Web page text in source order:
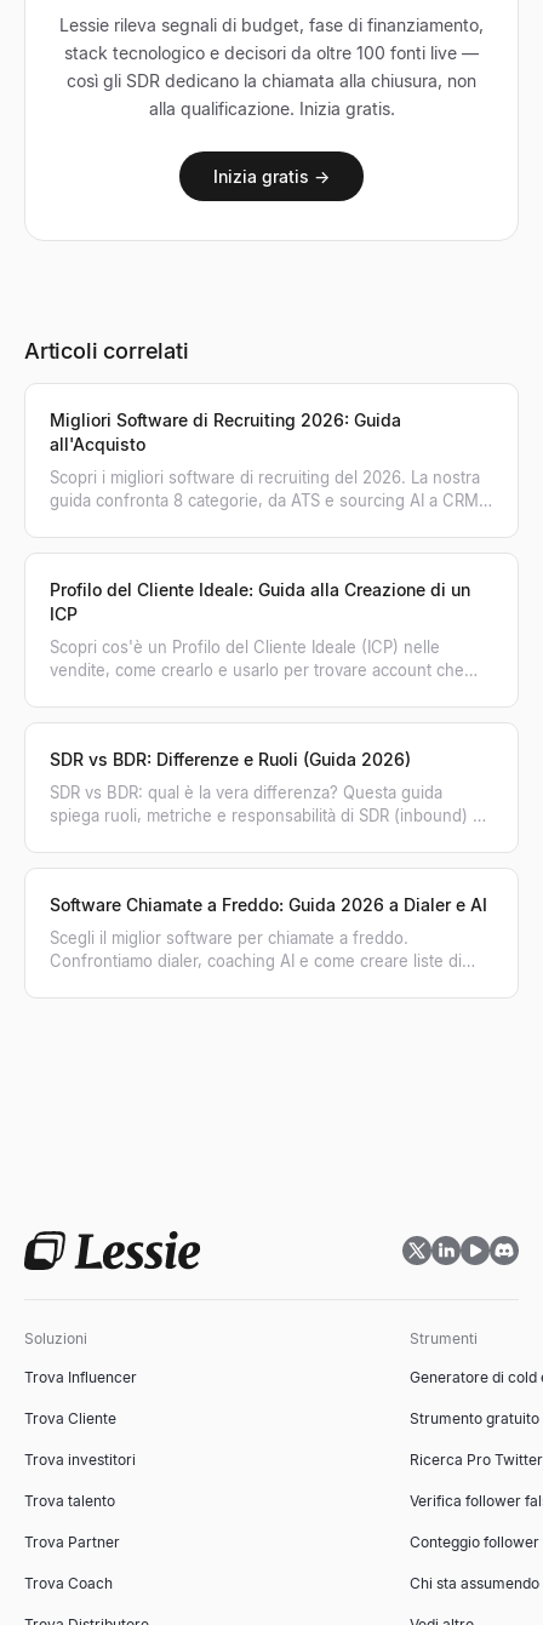
Lessie rileva segnali di budget, fase di finanziamento,
stack tecnologico e decisori da oltre 100 fonti live —
così gli SDR dedicano la chiamata alla chiusura, non
alla qualificazione. Inizia gratis.
Inizia gratis →
Articoli correlati
Migliori Software di Recruiting 2026: Guida
all'Acquisto
Scopri i migliori software di recruiting del 2026. La nostra
guida confronta 8 categorie, da ATS e sourcing AI a CRM,
Profilo del Cliente Ideale: Guida alla Creazione di un
ICP
Scopri cos'è un Profilo del Cliente Ideale (ICP) nelle
vendite, come crearlo e usarlo per trovare account che
SDR vs BDR: Differenze e Ruoli (Guida 2026)
SDR vs BDR: qual è la vera differenza? Questa guida
spiega ruoli, metriche e responsabilità di SDR (inbound) e
Software Chiamate a Freddo: Guida 2026 a Dialer e AI
Scegli il miglior software per chiamate a freddo.
Confrontiamo dialer, coaching AI e come creare liste di
Soluzioni
Trova Influencer
Trova Cliente
Trova investitori
Trova talento
Trova Partner
Trova Coach
Strumenti
Generatore di cold
Strumento
Ricerca Pro
Verifica follower
Conteggio follower
Chi sta assumendo